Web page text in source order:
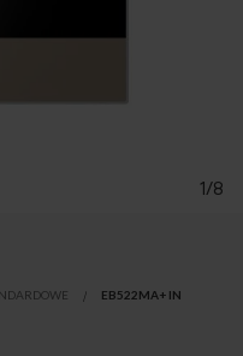
1/8
EB522MA+ IN